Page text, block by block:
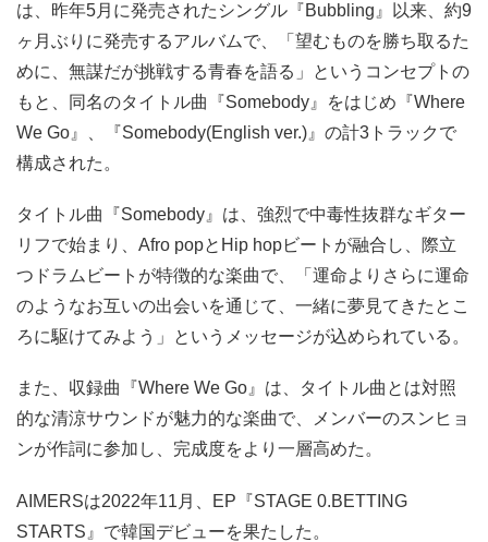
は、昨年5月に発売されたシングル『Bubbling』以来、約9
ヶ月ぶりに発売するアルバムで、「望むものを勝ち取るた
めに、無謀だが挑戦する青春を語る」というコンセプトの
もと、同名のタイトル曲『Somebody』をはじめ『Where
We Go』、『Somebody(English ver.)』の計3トラックで
構成された。
タイトル曲『Somebody』は、強烈で中毒性抜群なギター
リフで始まり、Afro popとHip hopビートが融合し、際立
つドラムビートが特徴的な楽曲で、「運命よりさらに運命
のようなお互いの出会いを通じて、一緒に夢見てきたとこ
ろに駆けてみよう」というメッセージが込められている。
また、収録曲『Where We Go』は、タイトル曲とは対照
的な清涼サウンドが魅力的な楽曲で、メンバーのスンヒョ
ンが作詞に参加し、完成度をより一層高めた。
AIMERSは2022年11月、EP『STAGE 0.BETTING
STARTS』で韓国デビューを果たした。